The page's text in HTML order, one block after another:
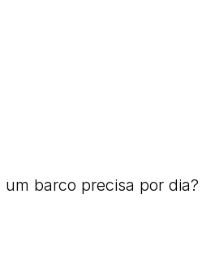
barco precisa por dia?